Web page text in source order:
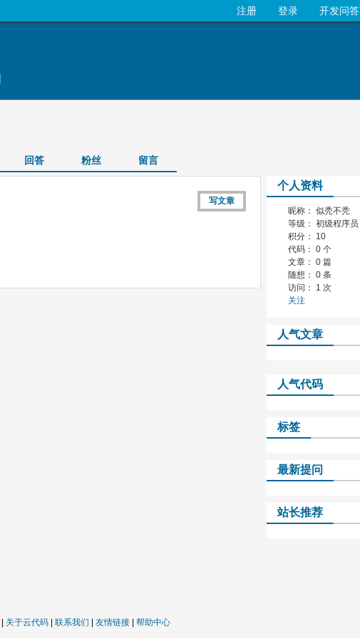
开发问答
登录
注册
回答 粉丝 留言
写文章
个人资料
昵称： 似秃不秃
等级： 初级程序员
积分： 10
代码： 0 个
文章： 0 篇
随想： 0 条
访问： 1 次
关注
人气文章
人气代码
标签
最新提问
站长推荐
关于云代码| 联系我们 友情链接| 帮助中心